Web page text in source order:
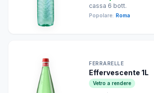
cassa 6 bott.
Popolare: Roma
FERRARELLE
Effervescente 1L
Vetro a rendere